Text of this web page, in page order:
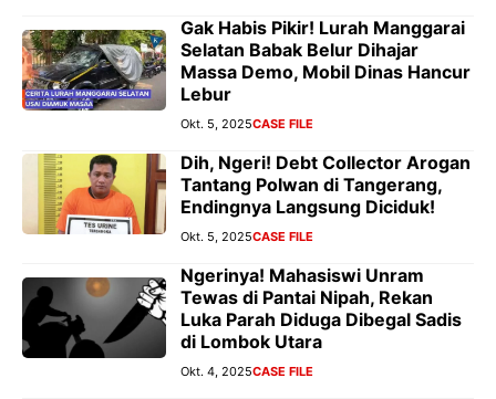
Gak Habis Pikir! Lurah Manggarai
Selatan Babak Belur Dihajar
Massa Demo, Mobil Dinas Hancur
Lebur
Okt. 5, 2025CASE FILE
Dih, Ngeri! Debt Collector Arogan
Tantang Polwan di Tangerang,
Endingnya Langsung Diciduk!
Okt. 5, 2025CASE FILE
Ngerinya! Mahasiswi Unram
Tewas di Pantai Nipah, Rekan
Luka Parah Diduga Dibegal Sadis
di Lombok Utara
Okt. 4, 2025CASE FILE